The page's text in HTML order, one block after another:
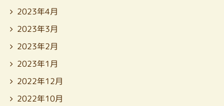
2023年4月
2023年3月
2023年2月
2023年1月
2022年12月
2022年10月